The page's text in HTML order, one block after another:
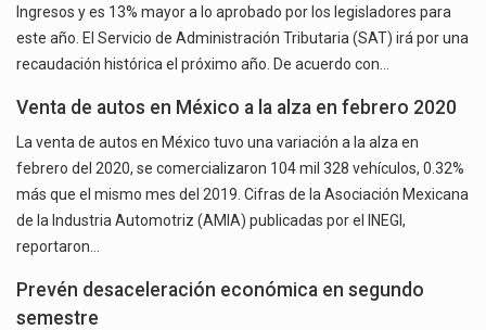
Ingresos y es 13% mayor a lo aprobado por los legisladores para
este año. El Servicio de Administración Tributaria (SAT) irá por una
recaudación histórica el próximo año. De acuerdo con…
Venta de autos en México a la alza en febrero 2020
La venta de autos en México tuvo una variación a la alza en
febrero del 2020, se comercializaron 104 mil 328 vehículos, 0.32%
más que el mismo mes del 2019. Cifras de la Asociación Mexicana
de la Industria Automotriz (AMIA) publicadas por el INEGI,
reportaron…
Prevén desaceleración económica en segundo
semestre